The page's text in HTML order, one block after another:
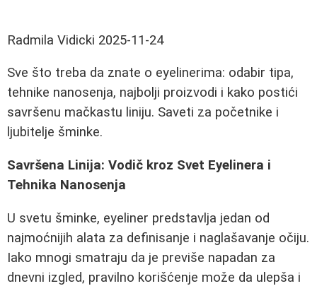
Radmila Vidicki 2025-11-24
Sve što treba da znate o eyelinerima: odabir tipa,
tehnike nanosenja, najbolji proizvodi i kako postići
savršenu mačkastu liniju. Saveti za početnike i
ljubitelje šminke.
Savršena Linija: Vodič kroz Svet Eyelinera i
Tehnika Nanosenja
U svetu šminke, eyeliner predstavlja jedan od
najmoćnijih alata za definisanje i naglašavanje očiju.
Iako mnogi smatraju da je previše napadan za
dnevni izgled, pravilno korišćenje može da ulepša i